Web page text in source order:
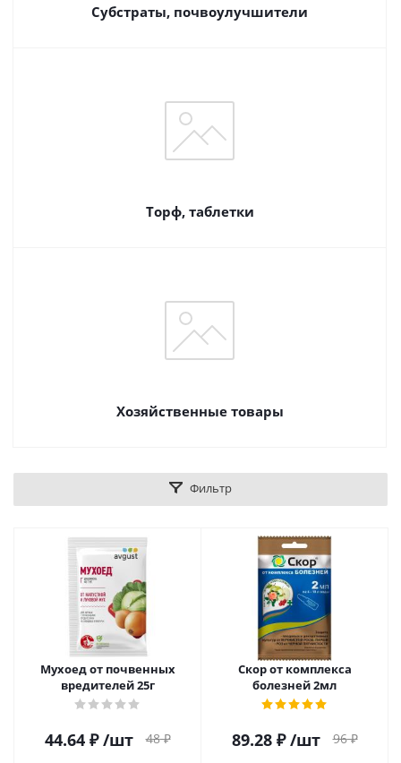
Субстраты, почвоулучшители
Торф, таблетки
Хозяйственные товары
Фильтр
Мухоед от почвенных
вредителей 25г
44.64₽ /шт 48₽
Скор от комплекса
болезней 2мл
89.28₽ /шт 96₽